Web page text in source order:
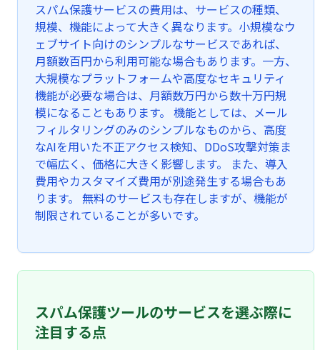
スパム保護サービスの費用は、サービスの種類、
規模、機能によって大きく異なります。小規模なウ
ェブサイト向けのシンプルなサービスであれば、
月額数百円から利用可能な場合もあります。一方、
大規模なプラットフォームや高度なセキュリティ
機能が必要な場合は、月額数万円から数十万円規
模になることもあります。 機能としては、メール
フィルタリングのみのシンプルなものから、高度
なAIを用いた不正アクセス検知、DDoS攻撃対策ま
で幅広く、価格に大きく影響します。 また、導入
費用やカスタマイズ費用が別途発生する場合もあ
ります。 無料のサービスも存在しますが、機能が
制限されていることが多いです。
スパム保護ツールのサービスを選ぶ際に
注目する点